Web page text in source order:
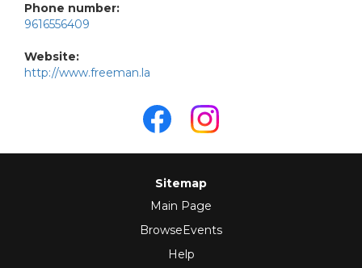
Phone number:
9616556409
Website:
http://www.freeman.la
Sitemap
Main Page
BrowseEvents
Help